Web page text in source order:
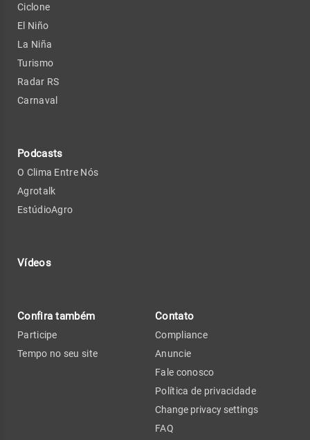
Ciclone
El Niño
La Niña
Turismo
Radar RS
Carnaval
Podcasts
O Clima Entre Nós
Agrotalk
EstúdioAgro
Vídeos
Confira também
Participe
Tempo no seu site
Contato
Compliance
Anuncie
Fale conosco
Política de privacidade
Change privacy settings
FAQ